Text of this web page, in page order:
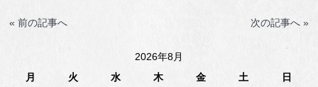
« 前の記事へ 次の記事へ »
2026年8月
月
火 水 木 金 土
日